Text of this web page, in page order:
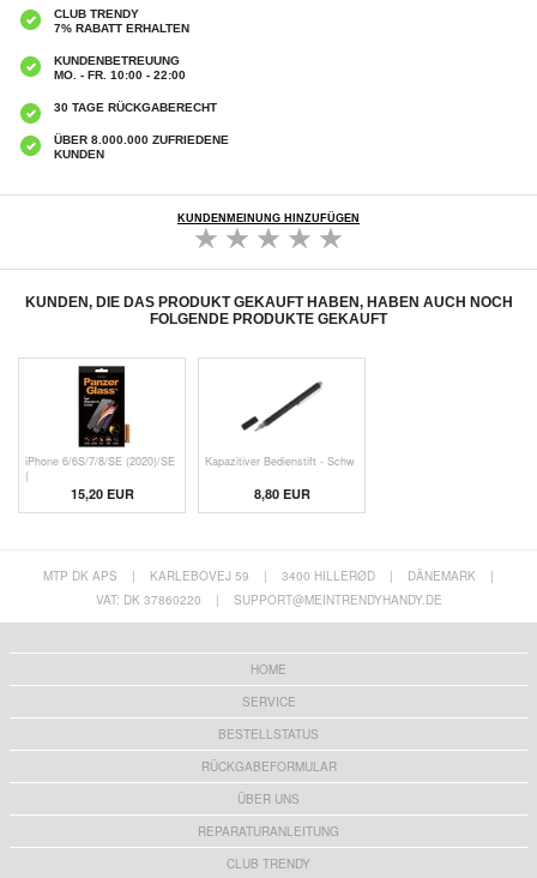
CLUB TRENDY
7% RABATT ERHALTEN
KUNDENBETREUUNG
MO. - FR. 10:00 - 22:00
30 TAGE RÜCKGABERECHT
ÜBER 8.000.000 ZUFRIEDENE
KUNDEN
KUNDENMEINUNG HINZUFÜGEN
KUNDEN, DIE DAS PRODUKT GEKAUFT HABEN, HABEN AUCH NOCH
FOLGENDE PRODUKTE GEKAUFT
iPhone 6/6S/7/8/SE (2020)/SE
(
15,20 EUR
Kapazitiver Bedienstift - Schw
8,80 EUR
MTP DK APS | KARLEBOVEJ 59 | 3400 HILLERØD | DÄNEMARK
|
VAT: DK 37860220
| SUPPORT@MEINTRENDYHANDY.DE
HOME
SERVICE
BESTELLSTATUS
RÜCKGABEFORMULAR
ÜBER UNS
REPARATURANLEITUNG
CLUB TRENDY